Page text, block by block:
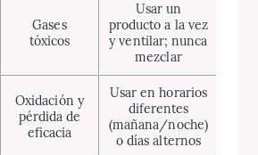
Gases
tóxicos
Usar un
producto a la vez
y ventilar; nunca
mezclar
Oxidación y
pérdida de
eficacia
Usar en horarios
diferentes
(mañana/noche)
o días alternos